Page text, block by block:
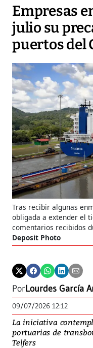
Empresas
julio su
puertos del
Tras recibir algunas
obligada a extender el
comentarios recibidos
Deposit Photo
PorLourdes García
09/07/2026 12:12
La iniciativa
portuarias de
Telfers